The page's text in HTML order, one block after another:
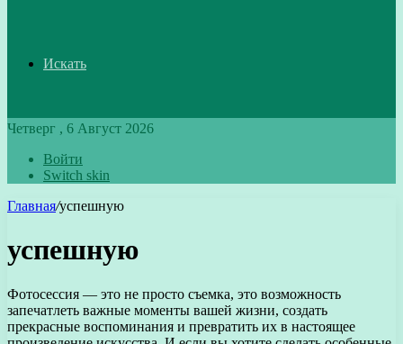
Искать
Четверг , 6 Август 2026
Войти
Switch skin
Главная/успешную
успешную
Фотосессия — это не просто съемка, это возможность
запечатлеть важные моменты вашей жизни, создать
прекрасные воспоминания и превратить их в настоящее